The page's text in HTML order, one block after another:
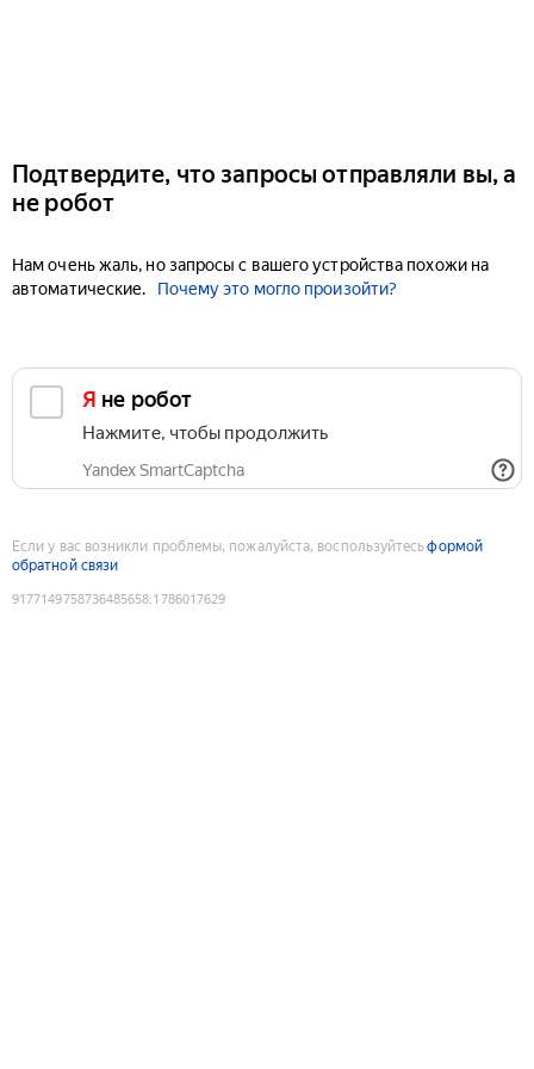
Подтвердите, что запросы отправляли вы, а
не робот
Нам очень жаль, но запросы с вашего устройства похожи на
автоматические.
Почему это могло произойти?
Я не робот
Нажмите, чтобы продолжить
Yandex SmartCaptcha
Если у вас возникли проблемы, пожалуйста, воспользуйтесьформой
обратной связи
9177149758736485658:1786017629